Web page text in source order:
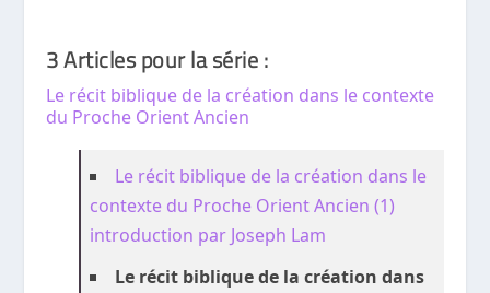
3 Articles pour la série :
Le récit biblique de la création dans le contexte
du Proche Orient Ancien
Le récit biblique de la création dans le
contexte du Proche Orient Ancien (1)
introduction par Joseph Lam
Le récit biblique de la création dans